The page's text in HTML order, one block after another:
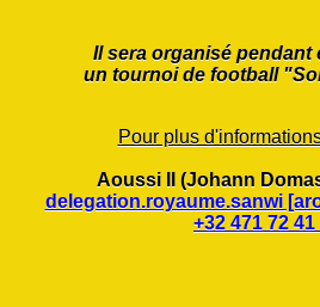
Il sera organisé pendant
un tournoi de football
Pour plus
Aoussi II (Johann
delegation.royaume.sanwi
+32 471 72 41
culture, de la tradition et de la